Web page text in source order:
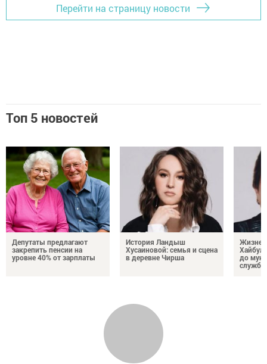
Перейти на страницу новости
Топ 5 новостей
Депутаты предлагают
закрепить пенсии на
уровне 40% от зарплаты
История Ландыш
Хусаиновой: семья и сцена
в деревне Чирша
до
службы